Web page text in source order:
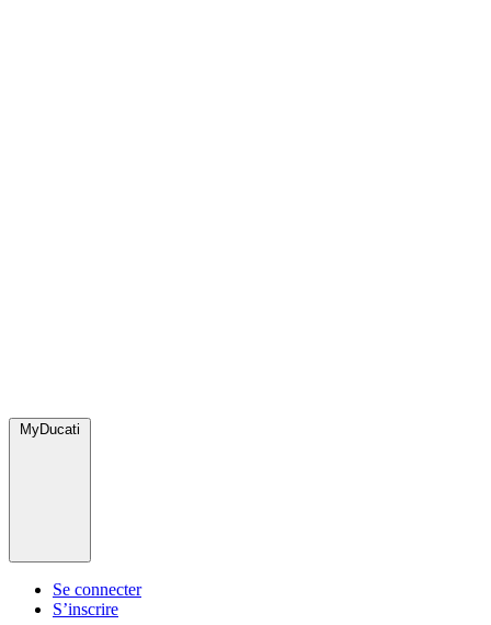
MyDucati
Se connecter
S’inscrire